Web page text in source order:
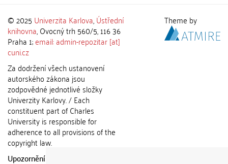
© 2025 Univerzita Karlova,Ústřední
knihovna, Ovocný trh 560/5, 116 36
Praha 1;email: admin-repozitar [at]
cuni.cz
Za dodržení všech ustanovení
autorského zákona jsou
zodpovědné jednotlivé složky
Univerzity Karlovy. / Each
constituent part of Charles
University is responsible for
adherence to all provisions of the
copyright law.
Upozornění / Notice:
Theme by